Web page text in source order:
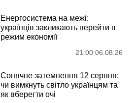
Енергосистема на межі:
українців закликають перейти в
режим економії
21:00 06.08.26
Сонячне затемнення 12 серпня:
чи вимкнуть світло українцям та
як вберегти очі